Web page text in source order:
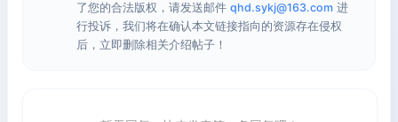
了您的合法版权，请发送邮件 qhd.sykj@163.com 进
行投诉，我们将在确认本文链接指向的资源存在侵权
后，立即删除相关介绍帖子！